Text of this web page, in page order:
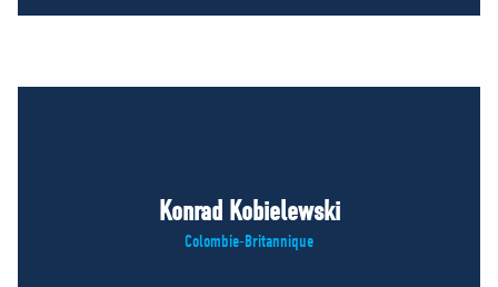
Konrad Kobielewski
Colombie-Britannique